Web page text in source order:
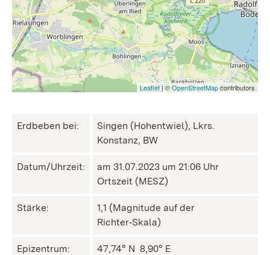
Leaflet| ©OpenStreetMapcontributors
Erdbeben bei:
Singen (Hohentwiel), Lkrs.
Konstanz, BW
Datum/Uhrzeit:
am 31.07.2023 um 21:06 Uhr
Ortszeit (MESZ)
Stärke:
1,1 (Magnitude auf der
Richter‑Skala)
Epizentrum: 47,74° N ㅤ 8,90° E